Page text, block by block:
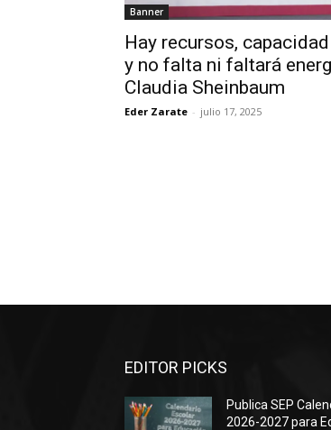
Banner
Hay recursos,
y no falta ni faltará
Claudia Sheinbaum
Eder Zarate - julio 17, 2025
EDITOR PICKS
Publica SEP
2026-2027 para